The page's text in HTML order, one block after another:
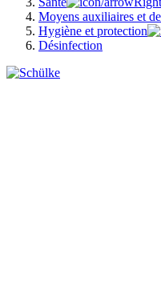
Moyens auxiliaires et
Hygiène et protection
Désinfection